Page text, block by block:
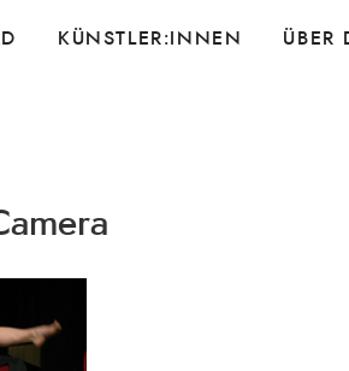
KÜNSTLER:INNEN ÜBER